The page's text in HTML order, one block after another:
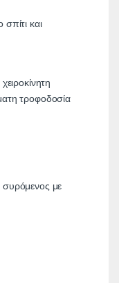
και
τροφοδοσία
με